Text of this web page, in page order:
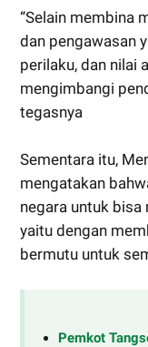
“Selain membina
dan pengawasan
perilaku, dan nilai
mengimbangi
tegasnya
Sementara itu,
mengatakan
negara untuk
yaitu dengan
bermutu untuk
Pemkot